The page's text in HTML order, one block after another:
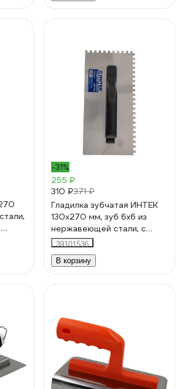
-31%
255 ₽
310 ₽371 ₽
Гладилка зубчатая ИНТЕК
130х270 мм, зуб 6x6 из
нержавеющей стали, с
пластиковой ручкой 10105-
270-006
39101536
В корзину